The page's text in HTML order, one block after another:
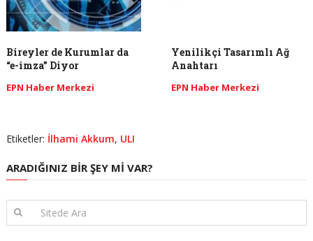
Bireyler de Kurumlar da
“e-imza” Diyor
EPN Haber Merkezi
Yenilikçi Tasarımlı Ağ
Anahtarı
EPN Haber Merkezi
Etiketler: İlhami Akkum, ULI
ARADIĞINIZ BIR ŞEY MI VAR?